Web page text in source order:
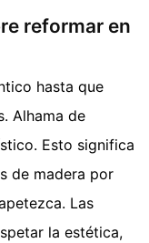
reformar en
hasta que
Alhama de
Esto significa
de madera por
Las
la estética,